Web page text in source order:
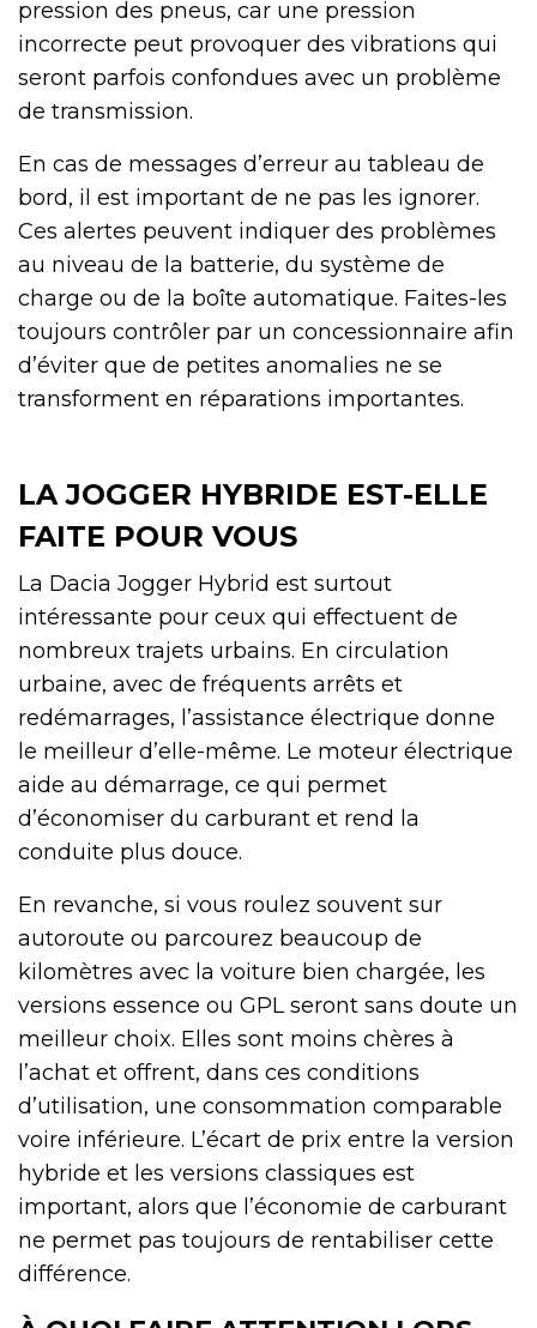
pression des pneus, car une pression
incorrecte peut provoquer des vibrations qui
seront parfois confondues avec un problème
de transmission.
En cas de messages d’erreur au tableau de
bord, il est important de ne pas les ignorer.
Ces alertes peuvent indiquer des problèmes
au niveau de la batterie, du système de
charge ou de la boîte automatique. Faites-les
toujours contrôler par un concessionnaire afin
d’éviter que de petites anomalies ne se
transforment en réparations importantes.
LA JOGGER HYBRIDE EST-ELLE
FAITE POUR VOUS
La Dacia Jogger Hybrid est surtout
intéressante pour ceux qui effectuent de
nombreux trajets urbains. En circulation
urbaine, avec de fréquents arrêts et
redémarrages, l’assistance électrique donne
le meilleur d’elle-même. Le moteur électrique
aide au démarrage, ce qui permet
d’économiser du carburant et rend la
conduite plus douce.
En revanche, si vous roulez souvent sur
autoroute ou parcourez beaucoup de
kilomètres avec la voiture bien chargée, les
versions essence ou GPL seront sans doute un
meilleur choix. Elles sont moins chères à
l’achat et offrent, dans ces conditions
d’utilisation, une consommation comparable
voire inférieure. L’écart de prix entre la version
hybride et les versions classiques est
important, alors que l’économie de carburant
ne permet pas toujours de rentabiliser cette
différence.